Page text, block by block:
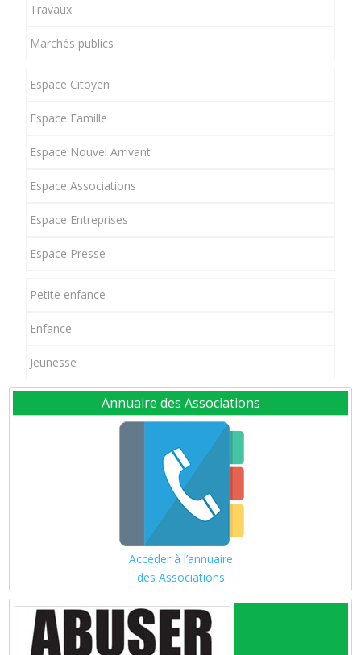
Travaux
Marchés publics
Espace Citoyen
Espace Famille
Espace Nouvel Arrivant
Espace Associations
Espace Entreprises
Espace Presse
Petite enfance
Enfance
Jeunesse
Annuaire des Associations
Accéder à l’annuaire
des Associations